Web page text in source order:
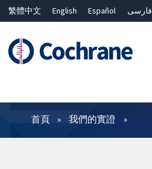
繁體中文 English Español فارسی
篩選條件
首頁 我們的實證